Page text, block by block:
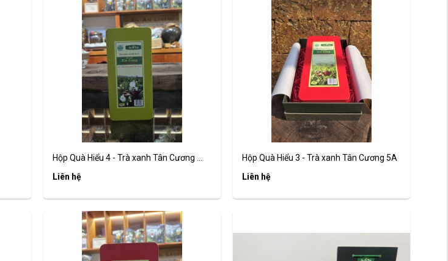
Hộp Quà Hiểu 4 - Trà xanh Tân Cương ...
Liên hệ
Hộp Quà Hiểu 3 - Trà xanh Tân Cương 5A
Liên hệ